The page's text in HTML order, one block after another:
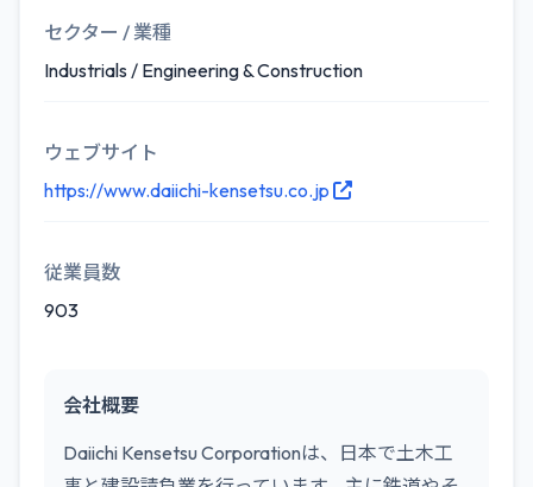
セクター / 業種
Industrials / Engineering & Construction
ウェブサイト
https://www.daiichi-kensetsu.co.jp
従業員数
903
会社概要
Daiichi Kensetsu Corporationは、日本で土木工